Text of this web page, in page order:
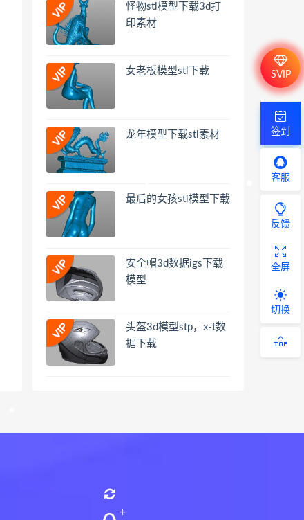
怪物stl模型下载3d打
印素材
女老板模型stl下载
龙年模型下载stl素材
最后的女孩stl模型下载
安全帽3d数据igs下载
模型
头盔3d模型stp，x-t数
据下载
SVIP
签到
客服
反馈
全屏
切换